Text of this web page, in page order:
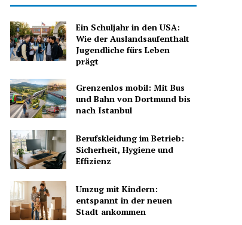
Ein Schuljahr in den USA:
Wie der Auslandsaufenthalt
Jugendliche fürs Leben
prägt
Grenzenlos mobil: Mit Bus
und Bahn von Dortmund bis
nach Istanbul
Berufskleidung im Betrieb:
Sicherheit, Hygiene und
Effizienz
Umzug mit Kindern:
entspannt in der neuen
Stadt ankommen